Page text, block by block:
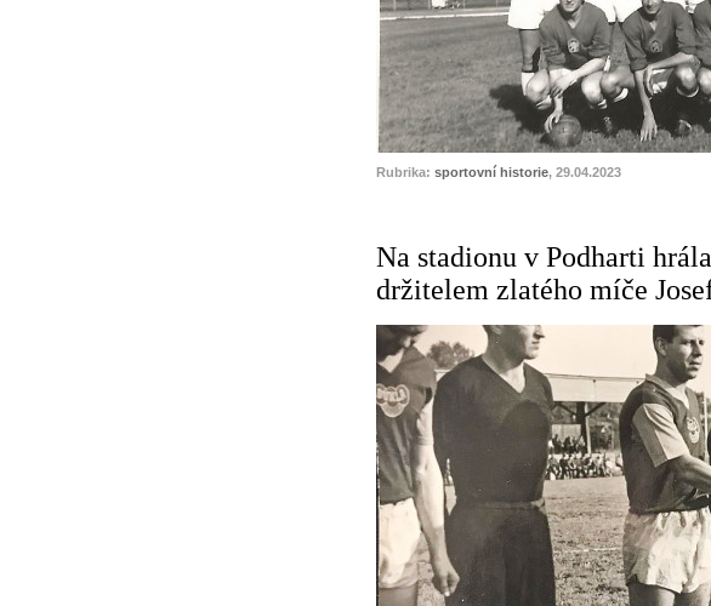
Rubrika: sportovní historie, 29.04.2023
Na stadionu v Podharti
držitelem zlatého míče